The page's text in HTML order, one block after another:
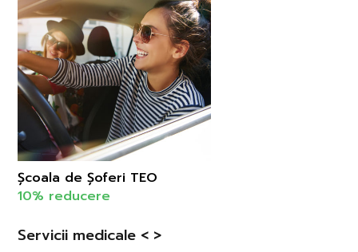
Școala de Șoferi TEO
10% reducere
Servicii medicale < >